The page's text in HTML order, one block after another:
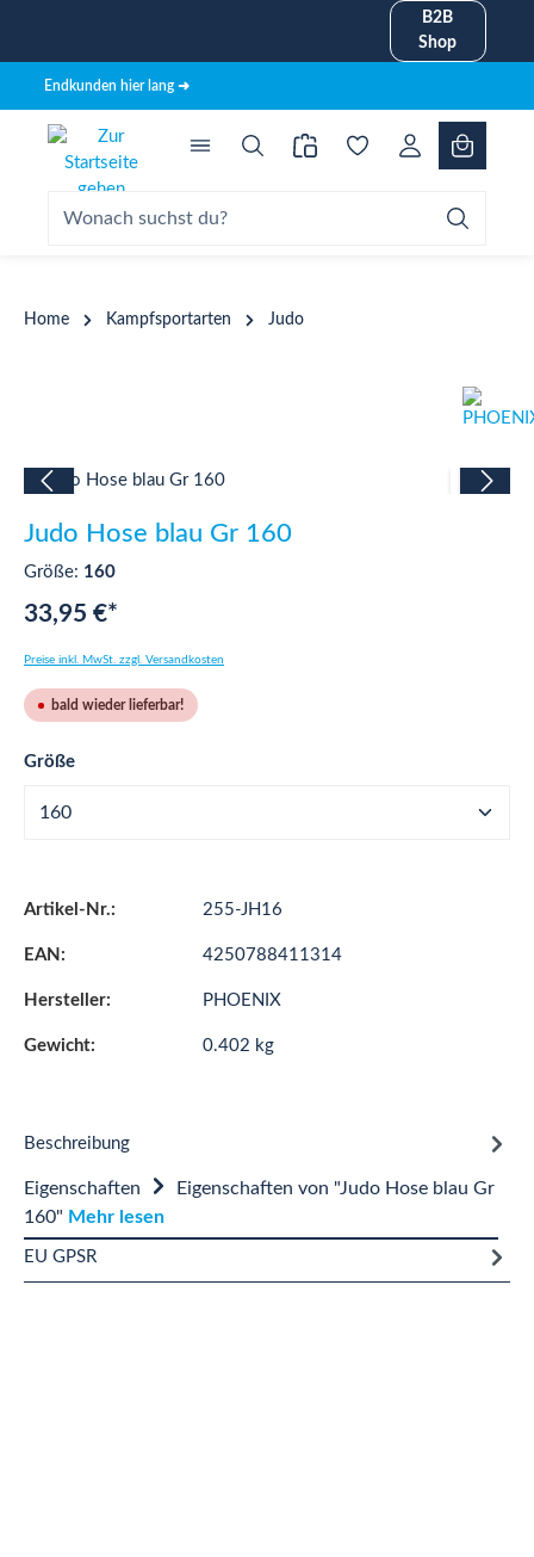
B2B
Shop
Endkunden hier lang ➜
Home Kampfsportarten Judo
Bildergalerie überspringen
Judo Hose blau Gr 160
Größe: 160
33,95 €*
Preise inkl. MwSt. zzgl. Versandkosten
bald wieder lieferbar!
Größeauswählen
Artikel-Nr.: 255-JH16
EAN: 4250788411314
Hersteller: PHOENIX
Gewicht: 0.402 kg
Beschreibung
Eigenschaften
Eigenschaften von "Judo Hose blau Gr
160" Mehr lesen
EU GPSR